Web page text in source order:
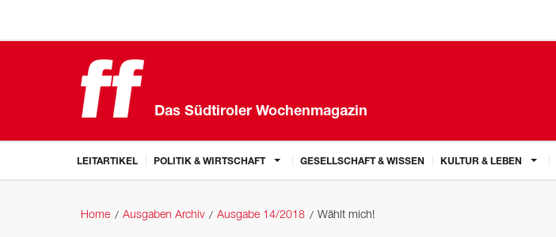
Das Südtiroler Wochenmagazin
LEITARTIKEL POLITIK & WIRTSCHAFT GESELLSCHAFT & WISSEN KULTUR & LEBEN
Home Ausgaben Archiv Ausgabe 14/2018 Wählt mich!